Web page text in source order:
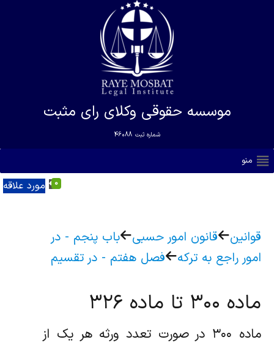
موسسه حقوقی وکلای رای مثبت
شماره ثبت 46088
منو
مورد علاقه 0
قوانین قانون امور حسبی
باب پنجم - در
امور راجع به ترکه
فصل هفتم - در تقسیم
ماده ۳۰۰ تا ماده ۳۲۶
‌ماده ۳۰۰ در صورت تعدد ورثه هر یک از